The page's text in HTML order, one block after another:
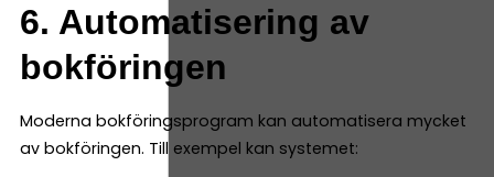
6. Automatisering av
bokföringen
Moderna bokföringsprogram kan automatisera mycket
av bokföringen. Till exempel kan systemet: